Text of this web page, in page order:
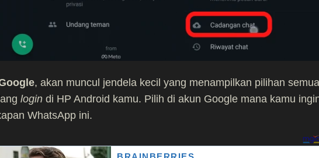
, akan muncul jendela kecil yang menampilkan pilihan semua
login di HP Android kamu. Pilih di akun Google mana kamu
WhatsApp ini.